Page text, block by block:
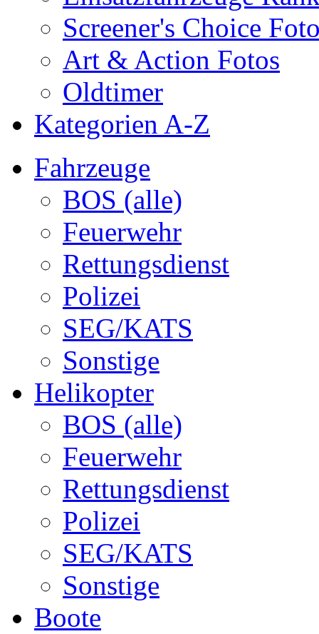
Screener's Choice
Art & Action Fotos
Oldtimer
Kategorien A-Z
Fahrzeuge
BOS (alle)
Feuerwehr
Rettungsdienst
Polizei
SEG/KATS
Sonstige
Helikopter
BOS (alle)
Feuerwehr
Rettungsdienst
Polizei
SEG/KATS
Sonstige
Boote